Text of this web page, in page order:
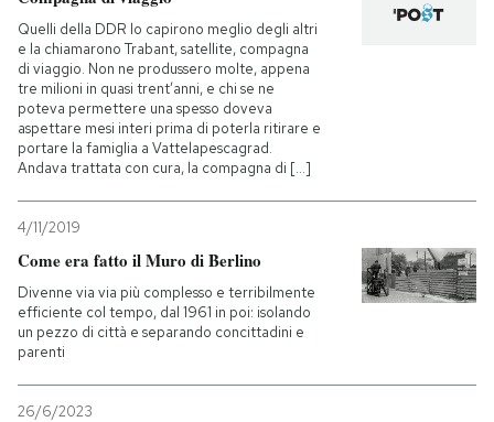
NEWSLETTER
I MIEI PREFERITI
CALENDARIO
AREA PERSONALE
Quelli della DDR lo capirono meglio degli altri
e la chiamarono Trabant, satellite, compagna
di viaggio. Non ne produssero molte, appena
tre milioni in quasi trent’anni, e chi se ne
poteva permettere una spesso doveva
aspettare mesi interi prima di poterla ritirare e
portare la famiglia a Vattelapescagrad.
Andava trattata con cura, la compagna di [...]
4/11/2019
Come era fatto il Muro di Berlino
Divenne via via più complesso e terribilmente
efficiente col tempo, dal 1961 in poi: isolando
un pezzo di città e separando concittadini e
parenti
26/6/2023